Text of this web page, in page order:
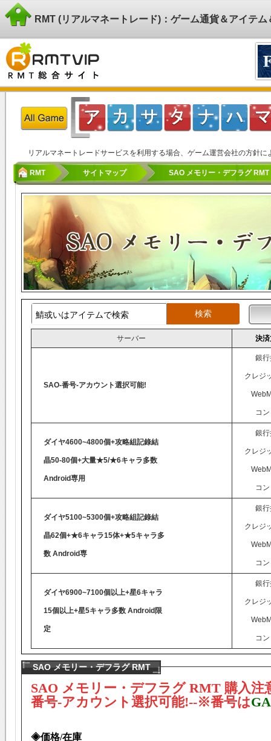
RMT (リアルマネートレード)：ゲーム通貨＆アイテ
リアルマネートレードサービスを利用する場合、ゲーム運営会社の方針
RMT サイトマップ SAO メモリー・デフラグ RMT
サーバー 決
SAO-番号-アカウント選択可能!
銀
クレジ
コ
ダイヤ4600~4800個+攻略組記錄結
晶50-80個+大量★5/★6キャラ多数
Android専用
銀
クレジ
コ
ダイヤ5100~5300個+攻略組記錄結
晶62個+★6キャラ15体+★5キャラ多
数 Android専
銀
クレジ
コ
ダイヤ6900~7100個以上+星6キャラ
15個以上+星5キャラ多数 Android限
定
銀
クレジ
コ
SAO メモリー・デフラグ RMT
SAO メモリー・デフラグ RMT 購入注
番号-アカウント選択可能!--※番号は
◈価格/在庫